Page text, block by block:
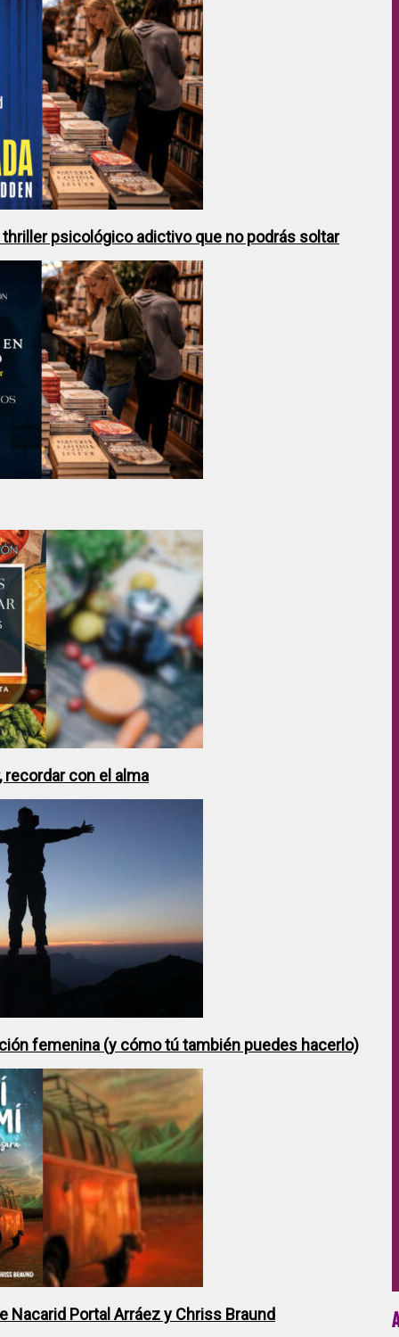
thriller psicológico adictivo que no podrás soltar
recordar con el alma
femenina (y cómo tú también puedes hacerlo)
Nacarid Portal Arráez y Chriss Braund